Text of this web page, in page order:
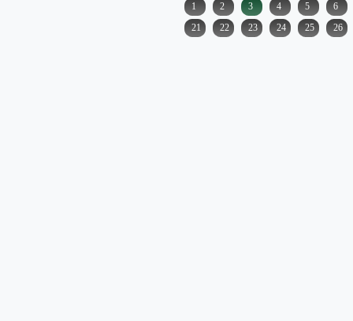
1 2 3 4 5
6
21
22 23 24 25 26